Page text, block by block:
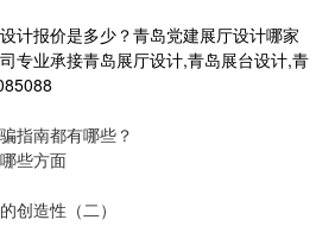
计报价是多少？青岛党建展厅设计哪家
专业承接青岛展厅设计,青岛展台设计,青
指南都有哪些？
些方面
创造性（二）